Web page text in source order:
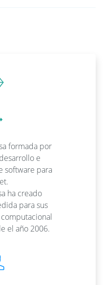
formada por
e
software para
ha creado
para sus
el año 2006.